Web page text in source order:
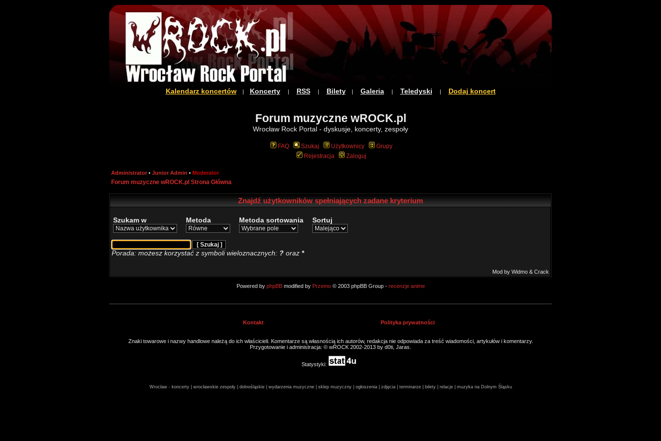
Kalendarz koncertów| Koncerty| RSS| Bilety| Galeria| Teledyski | Dodaj koncert
Forum muzyczne wROCK.pl
Wrocław Rock Portal - dyskusje, koncerty, zespoły
FAQ Szukaj Użytkownicy
Grupy
Rejestracja
Zaloguj
Administrator • Junior Admin • Moderator
Forum muzyczne wROCK.pl Strona Główna
Znajdź użytkowników spełniających zadane kryterium
Szukam w Metoda Metoda sortowania Sortuj
Porada: możesz korzystać z symboli wieloznacznych: ? oraz *
Mod by Widmo & Crack
Powered by phpBBmodified by Przemo© 2003 phpBB Group - recenzje anime
Kontakt Polityka prywatności
Znaki towarowe i nazwy handlowe należą do ich właścicieli. Komentarze są własnością ich autorów, redakcja nie odpowiada za treść wiadomości, artykułów i komentarzy.
Przygotowanie i administracja: © wROCK 2002-2013 by d0ti, Jaras.
Statystyki:
Wrocław - koncerty | wrocławskie zespoły | dolnośląskie | wydarzenia muzyczne | sklep muzyczny | ogłoszenia | zdjęcia | terminarze | bilety | relacje | muzyka na Dolnym Śląsku